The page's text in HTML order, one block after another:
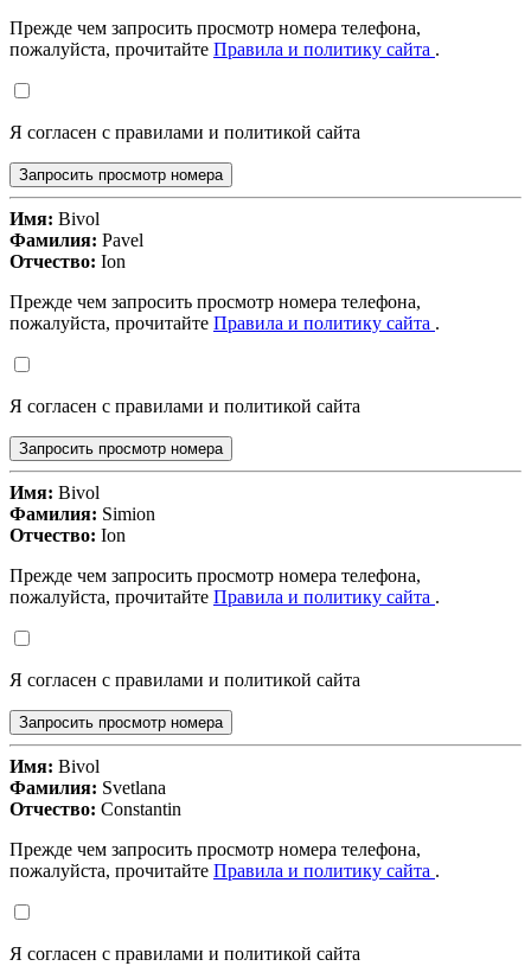
Прежде чем запросить просмотр номера телефона,
пожалуйста, прочитайте Правила и политику сайта .
Я согласен с правилами и политикой сайта
Запросить просмотр номера
Имя: Bivol
Фамилия: Pavel
Отчество: Ion
Прежде чем запросить просмотр номера телефона,
пожалуйста, прочитайте Правила и политику сайта .
Я согласен с правилами и политикой сайта
Запросить просмотр номера
Имя: Bivol
Фамилия: Simion
Отчество: Ion
Прежде чем запросить просмотр номера телефона,
пожалуйста, прочитайте Правила и политику сайта .
Я согласен с правилами и политикой сайта
Запросить просмотр номера
Имя: Bivol
Фамилия: Svetlana
Отчество: Constantin
Прежде чем запросить просмотр номера телефона,
пожалуйста, прочитайте Правила и политику сайта .
Я согласен с правилами и политикой сайта